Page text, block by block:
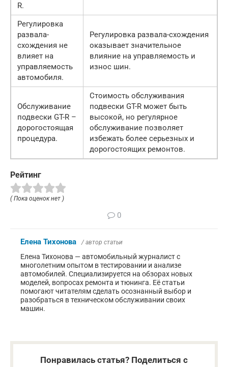
R.
Регулировка
развала-
схождения не
влияет на
управляемость
автомобиля.
Регулировка развала-схождения
оказывает значительное
влияние на управляемость и
износ шин.
Обслуживание
подвески GT-R –
дорогостоящая
процедура.
Стоимость обслуживания
подвески GT-R может быть
высокой, но регулярное
обслуживание позволяет
избежать более серьезных и
дорогостоящих ремонтов.
Рейтинг
( Пока оценок нет )
0
Елена Тихонова / автор статьи
Елена Тихонова — автомобильный журналист с
многолетним опытом в тестировании и анализе
автомобилей. Специализируется на обзорах новых
моделей, вопросах ремонта и тюнинга. Её статьи
помогают читателям сделать осознанный выбор и
разобраться в техническом обслуживании своих
машин.
Понравилась статья? Поделиться с